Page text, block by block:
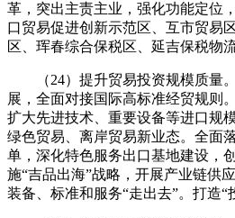
革，突出主责主业，强化功能定位
口贸易促进创新示范区、互市贸易
区、珲春综合保税区、延吉保税物
（24）提升贸易投资规模质量
展，全面对接国际高标准经贸规则
扩大先进技术、重要设备等进口规
绿色贸易、离岸贸易新业态。全面
单，深化特色服务出口基地建设，
施“吉品出海”战略，开展产业链供
装备、标准和服务“走出去”。打造“